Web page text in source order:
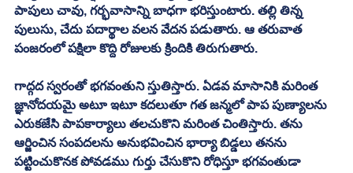
పాపులు చావు, గర్భవాసాన్ని బాధగా భరిస్తుంటారు. తల్లి తిన్న
పులుసు, చేదు పదార్థాల వలన వేదన పడుతారు. ఆ తరువాత
పంజరంలో పక్షిలా కొద్ది రోజులకు క్రిందికి తిరుగుతారు.
గాద్గద స్వరంతో భగవంతుని స్తుతిస్తారు. ఏడవ మాసానికి మరింత
జ్ఞానోదయమై అటూ ఇటూ కదలుతూ గత జన్మలో పాప పుణ్యాలను
ఎరుకజేసి పాపకార్యాలు తలచుకొని మరింత చింతిస్తారు. తను
ఆర్జించిన సంపదలను అనుభవించిన భార్యా బిడ్డలు తనను
పట్టించుకొనక పోవడము గుర్తు చేసుకొని రోధిస్తూ భగవంతుడా